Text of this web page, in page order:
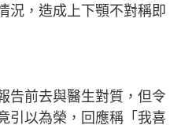
況，造成上下顎不對稱即
告前去與醫生對質，但令
引以為榮，回應稱「我喜